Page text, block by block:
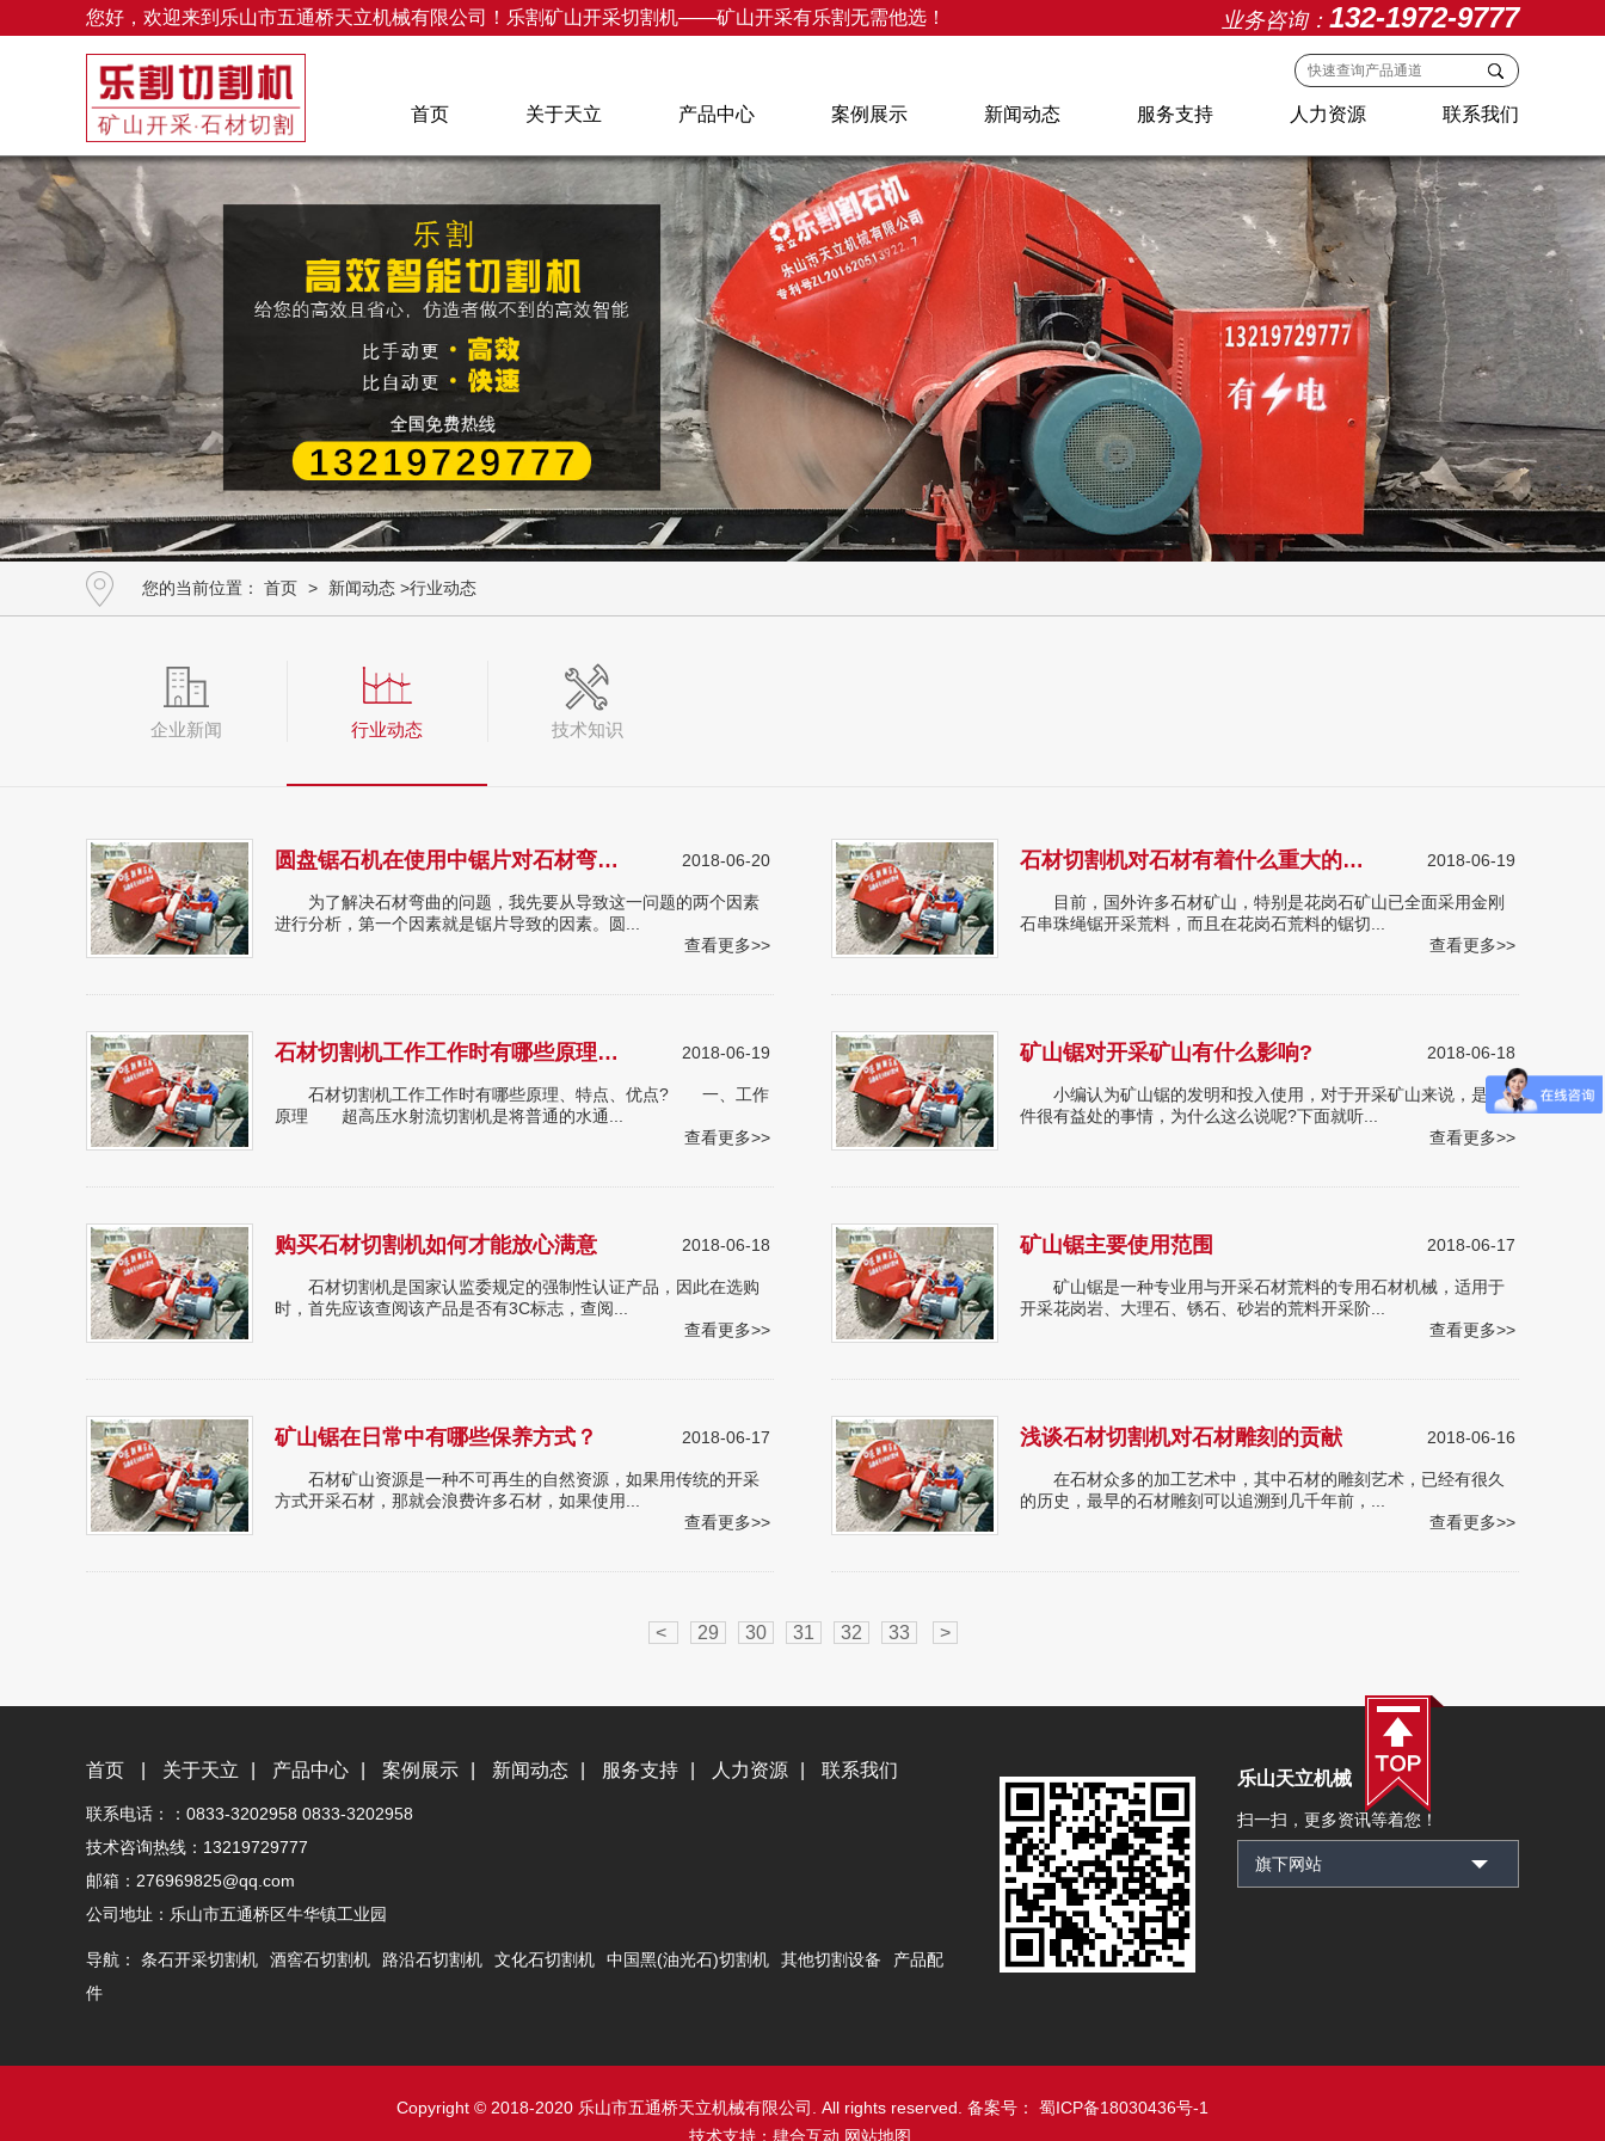
业务咨询： 132-1972-9777
您好，欢迎来到乐山市五通桥天立机械有限公司！乐割矿山开采切割机——矿山开采有乐割无需他选！
首页 关于天立 产品中心 案例展示 新闻动态 服务支持 人力资源 联系我们
您的当前位置： 首页 > 新闻动态 >行业动态
企业新闻 行业动态 技术知识
2018-06-20
圆盘锯石机在使用中锯片对石材弯曲的影响因素有哪些？
为了解决石材弯曲的问题，我先要从导致这一问题的两个因素
进行分析，第一个因素就是锯片导致的因素。圆...
查看更多>>
2018-06-19
石材切割机对石材有着什么重大的影响
目前，国外许多石材矿山，特别是花岗石矿山已全面采用金刚
石串珠绳锯开采荒料，而且在花岗石荒料的锯切...
查看更多>>
2018-06-19
石材切割机工作工作时有哪些原理、特点、优点？
石材切割机工作工作时有哪些原理、特点、优点? 一、工作
原理 超高压水射流切割机是将普通的水通...
查看更多>>
2018-06-18
矿山锯对开采矿山有什么影响?
小编认为矿山锯的发明和投入使用，对于开采矿山来说，是一
件很有益处的事情，为什么这么说呢?下面就听...
查看更多>>
2018-06-18
购买石材切割机如何才能放心满意
石材切割机是国家认监委规定的强制性认证产品，因此在选购
时，首先应该查阅该产品是否有3C标志，查阅...
查看更多>>
2018-06-17
矿山锯主要使用范围
矿山锯是一种专业用与开采石材荒料的专用石材机械，适用于
开采花岗岩、大理石、锈石、砂岩的荒料开采阶...
查看更多>>
2018-06-17
矿山锯在日常中有哪些保养方式？
石材矿山资源是一种不可再生的自然资源，如果用传统的开采
方式开采石材，那就会浪费许多石材，如果使用...
查看更多>>
2018-06-16
浅谈石材切割机对石材雕刻的贡献
在石材众多的加工艺术中，其中石材的雕刻艺术，已经有很久
的历史，最早的石材雕刻可以追溯到几千年前，...
查看更多>>
< 29 30 31 32 33 >
首页 关于天立 产品中心 案例展示 新闻动态 服务支持 人力资源 联系我们
联系电话：：0833-3202958 0833-3202958
技术咨询热线：13219729777
邮箱：276969825@qq.com
公司地址：乐山市五通桥区牛华镇工业园
导航： 条石开采切割机 酒窖石切割机 路沿石切割机 文化石切割机 中国黑(油光石)切割机 其他切割设备
产品配
件
乐山天立机械
扫一扫，更多资讯等着您！
Copyright © 2018-2020 乐山市五通桥天立机械有限公司. All rights reserved. 备案号：
蜀ICP备18030436号-1
技术支持： 肆合互动 网站地图